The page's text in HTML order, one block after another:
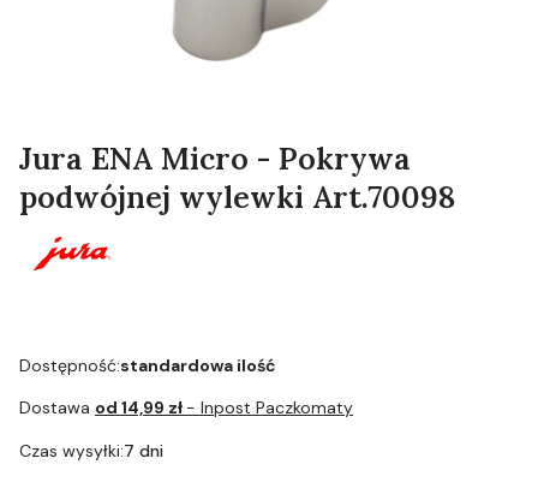
Jura ENA Micro - Pokrywa
podwójnej wylewki Art.70098
Dostępność:standardowa ilość
Dostawa od 14,99 zł - Inpost Paczkomaty
Czas wysyłki:7 dni